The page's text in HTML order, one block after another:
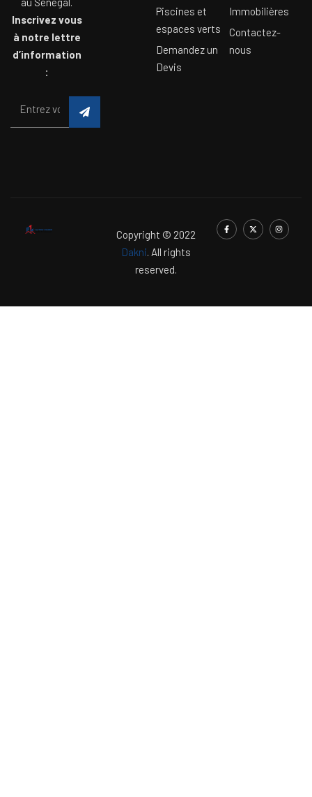
Inscrivez vous
à notre lettre
d’information
:
Piscines et
espaces verts
Demandez un
Devis
Immobilières
Contactez-
nous
Copyright © 2022
Dakni. All rights
reserved.